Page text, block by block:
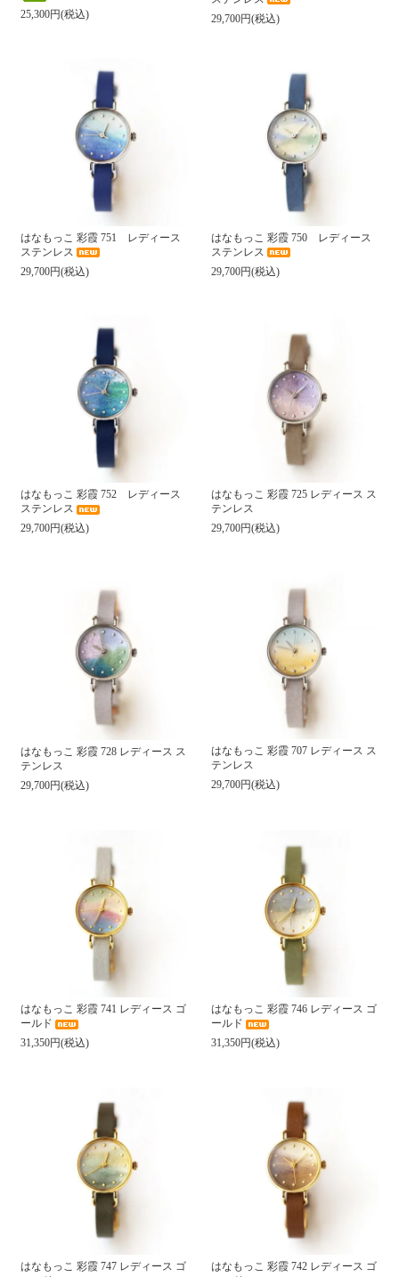
25,300円(税込)
29,700円(税込)
はなもっこ 彩霞 751 レディース
ステンレス
29,700円(税込)
はなもっこ 彩霞 750 レディース
ステンレス
29,700円(税込)
はなもっこ 彩霞 752 レディース
ステンレス
29,700円(税込)
はなもっこ 彩霞 725 レディース ス
テンレス
29,700円(税込)
はなもっこ 彩霞 728 レディース ス
テンレス
29,700円(税込)
はなもっこ 彩霞 707 レディース ス
テンレス
29,700円(税込)
はなもっこ 彩霞 741 レディース ゴ
ールド
31,350円(税込)
はなもっこ 彩霞 746 レディース ゴ
ールド
31,350円(税込)
はなもっこ 彩霞 747 レディース ゴ
はなもっこ 彩霞 742 レディース ゴ